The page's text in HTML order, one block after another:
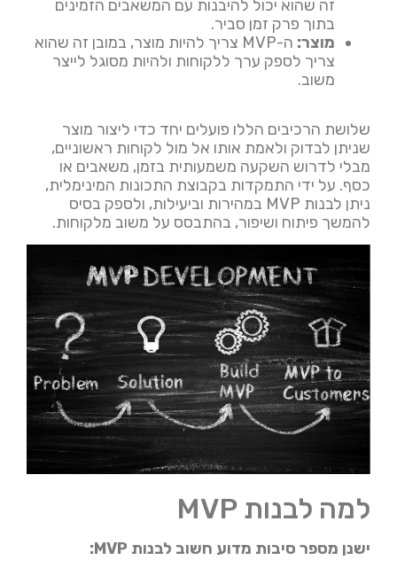
זה שהוא יכול להיבנות עם המשאבים הזמינים
בתוך פרק זמן סביר.
מוצר:
ה-MVP צריך להיות מוצר, במובן זה שהוא
צריך לספק ערך ללקוחות ולהיות מסוגל לייצר
משוב.
שלושת הרכיבים הללו פועלים יחד כדי ליצור מוצר
שניתן לבדוק ולאמת אותו אל מול לקוחות ראשוניים,
מבלי לדרוש השקעה משמעותית בזמן, משאבים או
כסף. על ידי התמקדות בקבוצת התכונות המינימלית,
ניתן לבנות MVP במהירות וביעילות, ולספק בסיס
להמשך פיתוח ושיפור, בהתבסס על משוב מלקוחות.
למה לבנות MVP
ישנן מספר סיבות מדוע חשוב לבנות MVP: